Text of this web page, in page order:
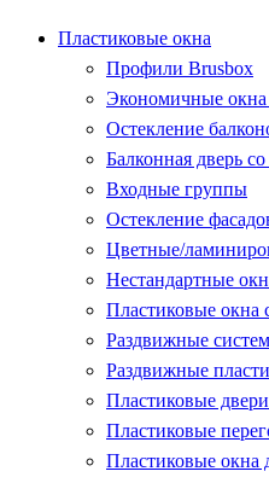
Пластиковые окна
Профили Brusbox
Экономичные окна
Остекление
Балконная дверь
Входные группы
Остекление
Цветные/
Нестандартные
Пластиковые окна
Раздвижные
Раздвижные
Пластиковые
Пластиковые
Пластиковые окна